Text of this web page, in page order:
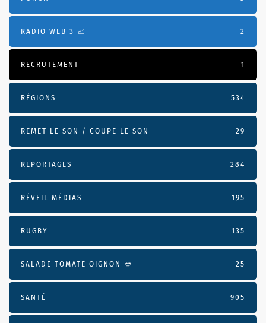
RADIO WEB 3 📈 2
RECRUTEMENT 1
RÉGIONS 534
REMET LE SON / COUPE LE SON 29
REPORTAGES 284
RÉVEIL MÉDIAS 195
RUGBY 135
SALADE TOMATE OIGNON 🥙 25
SANTÉ 905